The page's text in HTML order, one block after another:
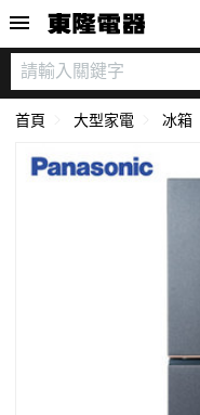
首頁 大型家電 冰箱